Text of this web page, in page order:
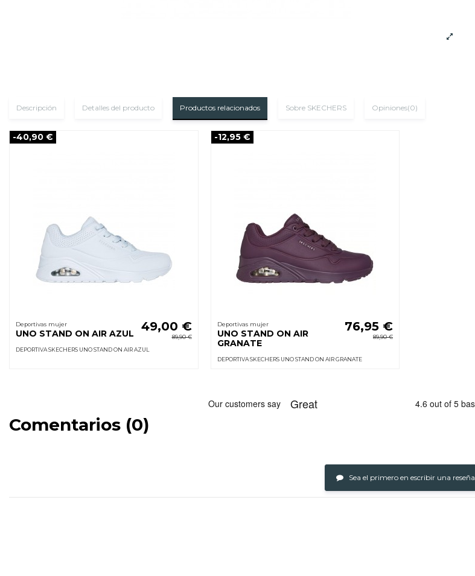
Descripción Detalles del producto Productos relacionados Sobre SKECHERS Opiniones(0)
-40,90 €
Deportivas mujer
UNO STAND ON AIR AZUL
49,00 €
89,90 €
DEPORTIVA SKECHERS UNO STAND ON AIR AZUL
-12,95 €
Deportivas mujer
UNO STAND ON AIR
GRANATE
76,95 €
89,90 €
DEPORTIVA SKECHERS UNO STAND ON AIR GRANATE
Comentarios (0)
Sea el primero en escribir una reseña